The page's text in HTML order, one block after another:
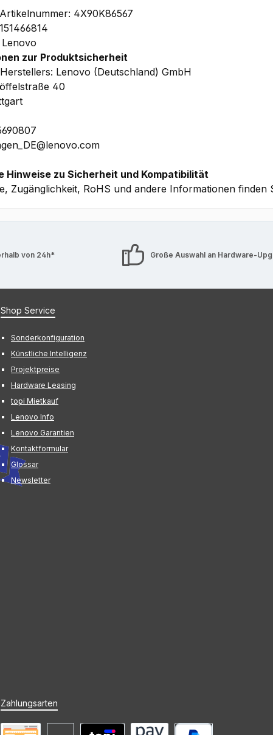
4X90K86567
zur Produktsicherheit
Lenovo (Deutschland) GmbH
40
Hinweise zu Sicherheit und Kompatibilität
Zugänglichkeit, RoHS und andere Informationen finden
von 24h* Große Auswahl an Hardware-
Shop Service
Sonderkonfiguration
Künstliche Intelligenz
Projektpreise
Hardware Leasing
topi Mietkauf
Lenovo Info
Lenovo Garantien
Kontaktformular
Glossar
Newsletter
Zahlungsarten